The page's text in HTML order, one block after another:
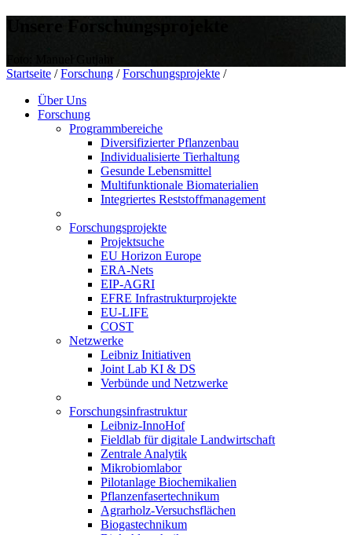
Unsere Forschungsprojekte
Startseite / Forschung / Forschungsprojekte /
Über Uns
Forschung
Programmbereiche
Diversifizierter Pflanzenbau
Individualisierte Tierhaltung
Gesunde Lebensmittel
Multifunktionale Biomaterialien
Integriertes Reststoffmanagement
Forschungsprojekte
Projektsuche
EU Horizon Europe
ERA-Nets
EIP-AGRI
EFRE Infrastrukturprojekte
EU-LIFE
COST
Netzwerke
Leibniz Initiativen
Joint Lab KI & DS
Verbünde und Netzwerke
Forschungsinfrastruktur
Leibniz-InnoHof
Fieldlab für digitale Landwirtschaft
Zentrale Analytik
Mikrobiomlabor
Pilotanlage Biochemikalien
Pflanzenfasertechnikum
Agrarholz-Versuchsflächen
Biogastechnikum